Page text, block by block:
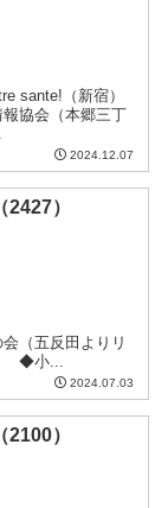
新宿）
協会（本郷三丁
2024.12.07
）
先日は
（五反田よりリ
◆小...
2024.07.03
）